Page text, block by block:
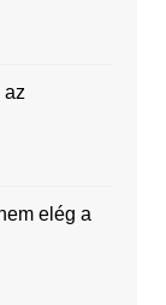
az
elég a